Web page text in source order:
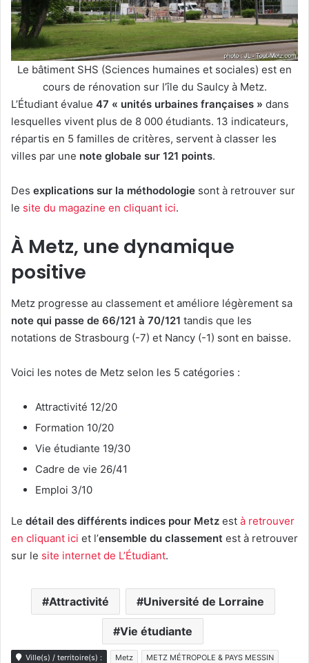
Le bâtiment SHS (Sciences humaines et sociales) est en
cours de rénovation sur l’île du Saulcy à Metz.
L’Étudiant évalue 47 « unités urbaines françaises » dans
lesquelles vivent plus de 8 000 étudiants. 13 indicateurs,
répartis en 5 familles de critères, servent à classer les
villes par une note globale sur 121 points.
Des explications sur la méthodologie sont à retrouver sur
le site du magazine en cliquant ici.
À Metz, une dynamique
positive
Metz progresse au classement et améliore légèrement sa
note qui passe de 66/121 à 70/121 tandis que les
notations de Strasbourg (-7) et Nancy (-1) sont en baisse.
Voici les notes de Metz selon les 5 catégories :
Attractivité 12/20
Formation 10/20
Vie étudiante 19/30
Cadre de vie 26/41
Emploi 3/10
Le détail des différents indices pour Metz est à retrouver
en cliquant ici et l’ensemble du classement est à retrouver
sur le site internet de L’Étudiant.
Attractivité Université de Lorraine
Vie étudiante
Ville(s) / territoire(s) : Metz METZ MÉTROPOLE & PAYS MESSIN